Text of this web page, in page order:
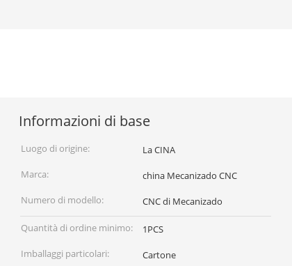
Informazioni di base
Luogo di origine:
La CINA
Marca:
china Mecanizado CNC
Numero di modello:
CNC di Mecanizado
Quantità di ordine minimo:
1PCS
Imballaggi particolari:
Cartone